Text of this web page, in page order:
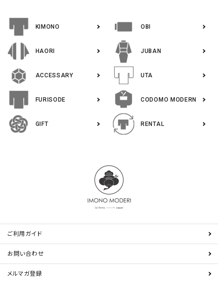
KIMONO OBI
HAORI JUBAN
ACCESSARY UTA
FURISODE CODOMO MODERN
GIFT RENTAL
ご利用ガイド
お問い合わせ
メルマガ登録